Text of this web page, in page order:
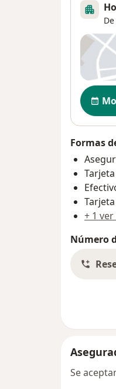
Formas
+ 1
Número
Se